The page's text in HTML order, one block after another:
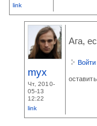
link
myx
Чт, 2010-
05-13
12:22
link
Ага,
Войти